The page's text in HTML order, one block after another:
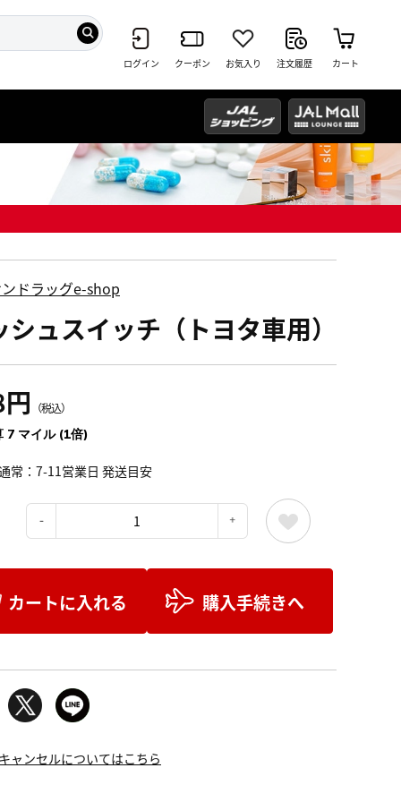
ログイン クーポン お気入り 注文履歴 カート
ドラッグe-shop
シュスイッチ（トヨタ車用）
（税込）
7 マイル (1倍)
常：7-11営業日 発送目安
カートに入れる 購入手続きへ
ャンセルについてはこちら